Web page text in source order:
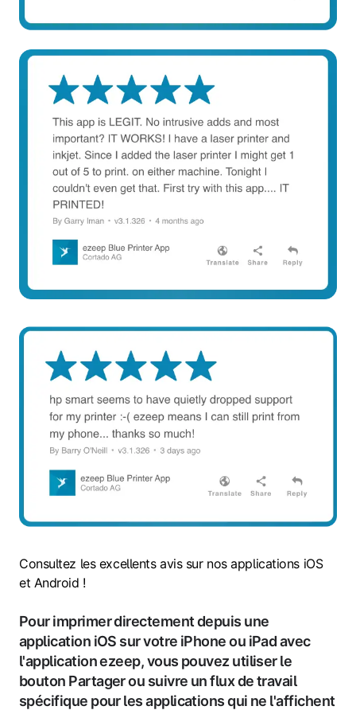
Consultez les excellents avis sur nos applications iOS
et Android !
Pour imprimer directement depuis une
application iOS sur votre iPhone ou iPad avec
l'application ezeep, vous pouvez utiliser le
bouton Partager ou suivre un flux de travail
spécifique pour les applications qui ne l'affichent